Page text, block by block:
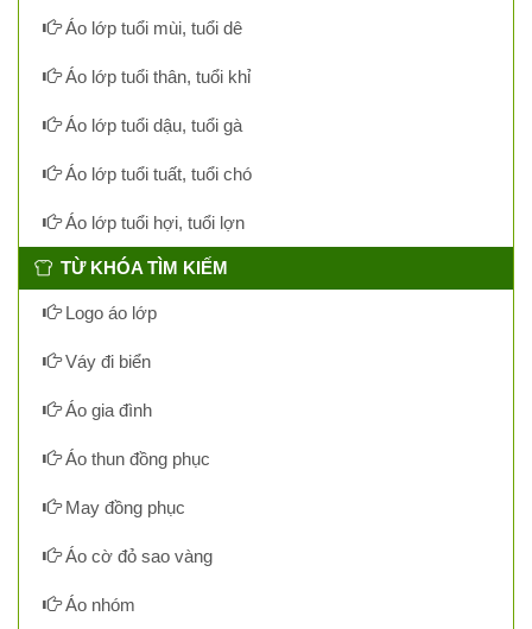
Áo lớp tuổi mùi, tuổi dê
Áo lớp tuổi thân, tuổi khỉ
Áo lớp tuổi dậu, tuổi gà
Áo lớp tuổi tuất, tuổi chó
Áo lớp tuổi hợi, tuổi lợn
TỪ KHÓA TÌM KIẾM
Logo áo lớp
Váy đi biển
Áo gia đình
Áo thun đồng phục
May đồng phục
Áo cờ đỏ sao vàng
Áo nhóm